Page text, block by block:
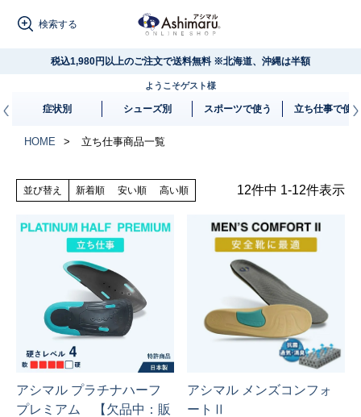
税込1,980円以上のご注文で送料無料 ※北海道、沖縄は半額
ようこそゲスト様
検索する
扁平足 外反母趾 立ち仕事
症状別 シューズ別 スポーツで使う 立ち仕事で使う
HOME 立ち仕事商品一覧
並び替え 新着順 安い順 高い順 12件中 1-12件表示
アシマル プラチナハーフ
プレミアム 【欠品中：販
アシマル メンズコンフォ
ートⅡ